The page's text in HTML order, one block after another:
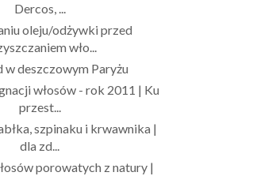
Dercos, ...
oleju/odżywki przed
wło...
w deszczowym Paryżu
włosów - rok 2011 | Ku
przest...
szpinaku i krwawnika |
dla zd...
porowatych z natury |